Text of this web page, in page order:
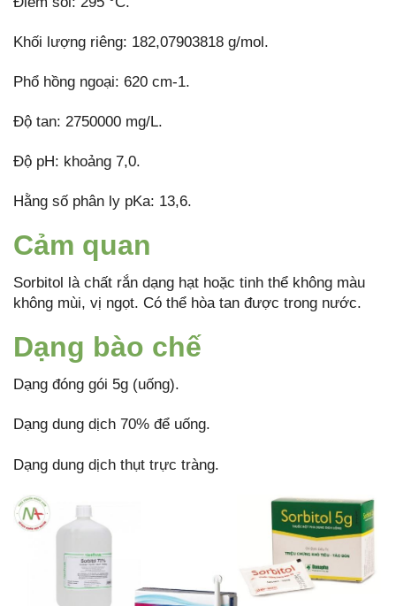
Khối lượng riêng: 182,07903818 g/mol.
Phổ hồng ngoại: 620 cm-1.
Độ tan: 2750000 mg/L.
Độ pH: khoảng 7,0.
Hằng số phân ly pKa: 13,6.
Cảm quan
Sorbitol là chất rắn dạng hạt hoặc tinh thể không màu
không mùi, vị ngọt. Có thể hòa tan được trong nước.
Dạng bào chế
Dạng đóng gói 5g (uống).
Dạng dung dịch 70% để uống.
Dạng dung dịch thụt trực tràng.